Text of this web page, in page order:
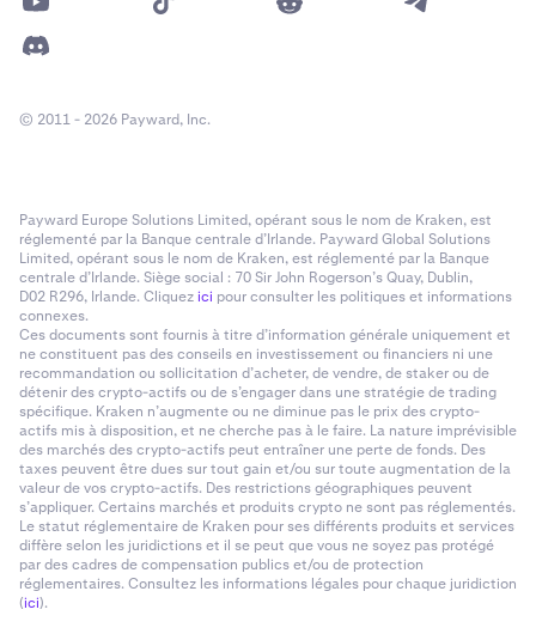
© 2011 - 2026 Payward, Inc.
Payward Europe Solutions Limited, opérant sous le nom de Kraken, est
réglementé par la Banque centrale d’Irlande. Payward Global Solutions
Limited, opérant sous le nom de Kraken, est réglementé par la Banque
centrale d’Irlande. Siège social : 70 Sir John Rogerson’s Quay, Dublin,
D02 R296, Irlande. Cliquezici pour consulter les politiques et informations
connexes.
Ces documents sont fournis à titre d’information générale uniquement et
ne constituent pas des conseils en investissement ou financiers ni une
recommandation ou sollicitation d’acheter, de vendre, de staker ou de
détenir des crypto-actifs ou de s’engager dans une stratégie de trading
spécifique. Kraken n’augmente ou ne diminue pas le prix des crypto-
actifs mis à disposition, et ne cherche pas à le faire. La nature imprévisible
des marchés des crypto-actifs peut entraîner une perte de fonds. Des
taxes peuvent être dues sur tout gain et/ou sur toute augmentation de la
valeur de vos crypto-actifs. Des restrictions géographiques peuvent
s’appliquer. Certains marchés et produits crypto ne sont pas réglementés.
Le statut réglementaire de Kraken pour ses différents produits et services
diffère selon les juridictions et il se peut que vous ne soyez pas protégé
par des cadres de compensation publics et/ou de protection
réglementaires. Consultez les informations légales pour chaque juridiction
(ici).